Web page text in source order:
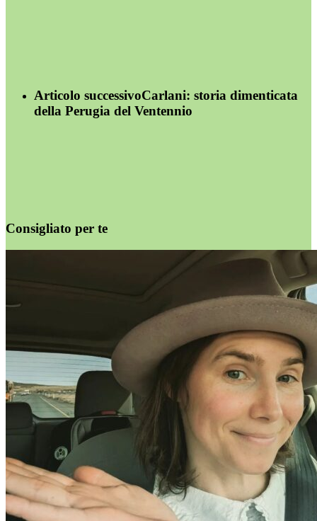
Articolo successivoCarlani: storia dimenticata
della Perugia del Ventennio
Consigliato per te